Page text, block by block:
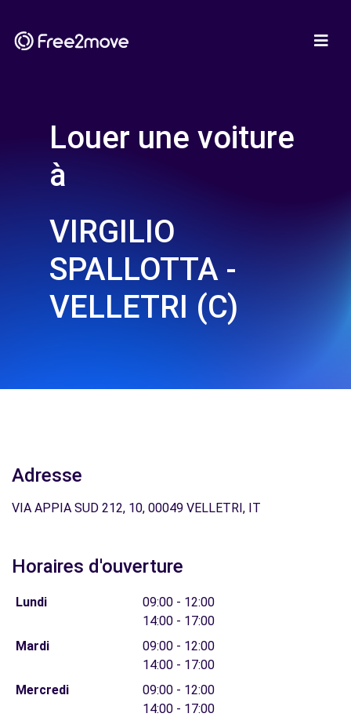
Louer une voiture
à
VIRGILIO
SPALLOTTA -
VELLETRI (C)
Adresse
VIA APPIA SUD 212, 10, 00049 VELLETRI, IT
Horaires d'ouverture
Lundi
09:00 - 12:00
14:00 - 17:00
Mardi
09:00 - 12:00
14:00 - 17:00
Mercredi
09:00 - 12:00
14:00 - 17:00